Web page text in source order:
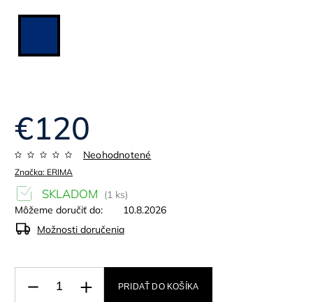
Značka: ERIMA
Neohodnotené
€120
SKLADOM
(1 ks)
Môžeme doručiť do:
10.8.2026
Možnosti doručenia
PRIDAŤ DO KOŠÍKA